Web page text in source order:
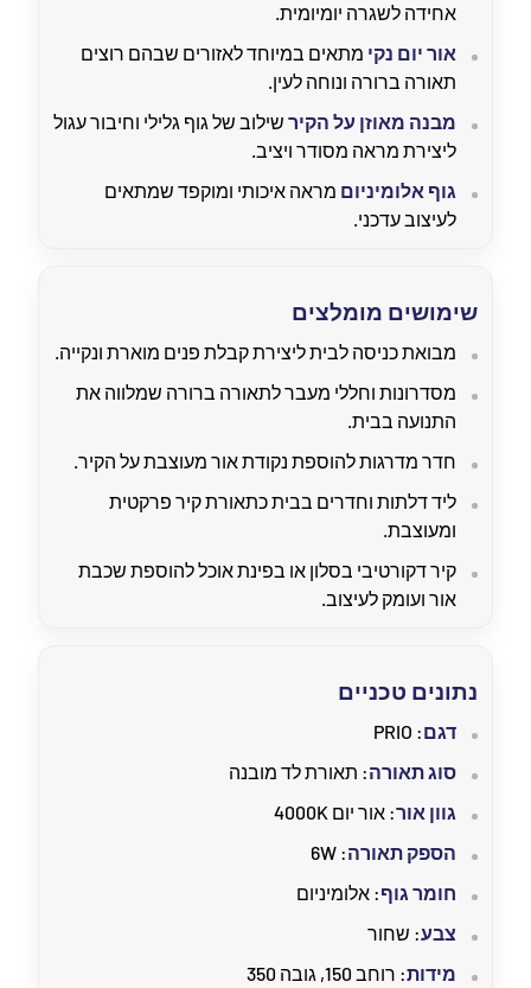
אחידה לשגרה יומיומית.
אור יום נקי מתאים במיוחד לאזורים שבהם רוצים
תאורה ברורה ונוחה לעין.
מבנה מאוזן על הקיר שילוב של גוף גלילי וחיבור עגול
ליצירת מראה מסודר ויציב.
גוף אלומיניום מראה איכותי ומוקפד שמתאים
לעיצוב עדכני.
שימושים מומלצים
מבואת כניסה לבית ליצירת קבלת פנים מוארת ונקייה.
מסדרונות וחללי מעבר לתאורה ברורה שמלווה את
התנועה בבית.
חדר מדרגות להוספת נקודת אור מעוצבת על הקיר.
ליד דלתות וחדרים בבית כתאורת קיר פרקטית
ומעוצבת.
קיר דקורטיבי בסלון או בפינת אוכל להוספת שכבת
אור ועומק לעיצוב.
נתונים טכניים
דגם: PRIO
סוג תאורה: תאורת לד מובנה
גוון אור: אור יום 4000K
הספק תאורה: 6W
חומר גוף: אלומיניום
צבע: שחור
מידות: רוחב 150, גובה 350